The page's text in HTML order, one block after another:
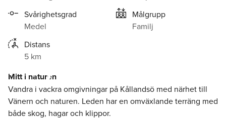
Vandra
Fröfjordsleden 5 km
Svårighetsgrad
Medel
Målgrupp
Familj
Distans
5 km
Mitt i naturen
Vandra i vackra omgivningar på Kållandsö med närhet till
Vänern och naturen. Leden har en omväxlande terräng med
både skog, hagar och klippor.